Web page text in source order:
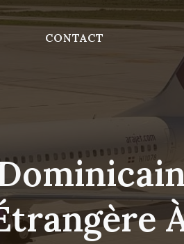
CONTACT